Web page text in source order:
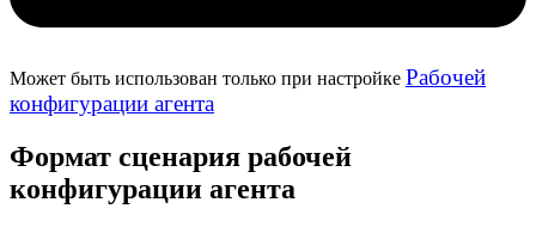
Может быть использован только при настройке Рабочей
конфигурации агента
Формат сценария рабочей
конфигурации агента